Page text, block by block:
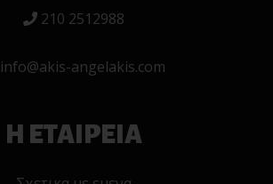
210 2512988
info@akis-angelakis.com
Η ΕΤΑΙΡΕΙΑ